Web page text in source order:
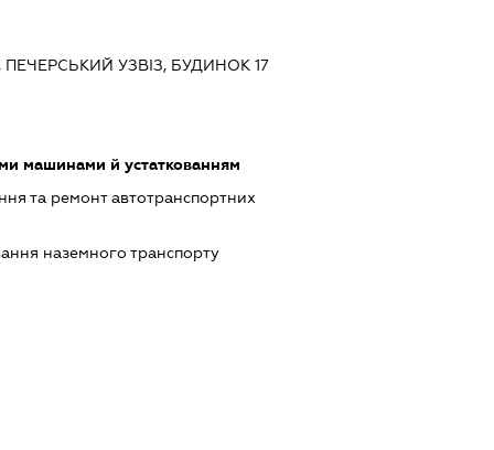
ПЕЧЕРСЬКИЙ УЗВІЗ, БУДИНОК 17
машинами й устаткованням
та ремонт автотранспортних
наземного транспорту